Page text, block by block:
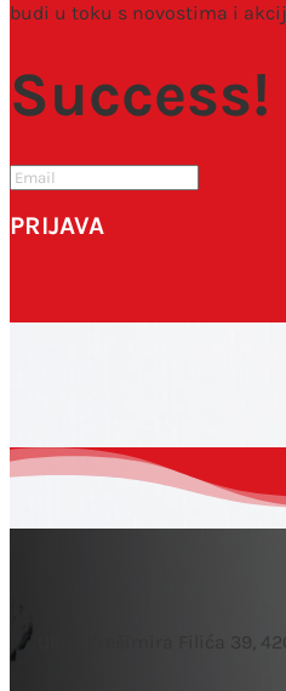
internet pregledniku za
budi u toku s novostima i
Success!
PRIJAVA
Ulica Krešimira Filića 39,